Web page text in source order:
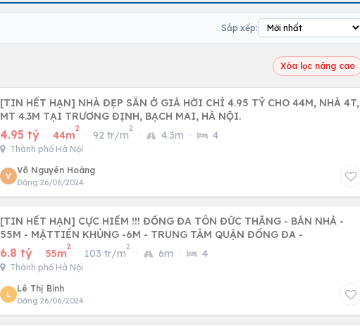
Sắp xếp:
Xóa lọc nâng cao
[TIN HẾT HẠN] NHÀ ĐẸP SẴN Ở GIÁ HỜI CHỈ 4.95 TỶ CHO 44M, NHÀ 4T,
MT 4.3M TẠI TRƯƠNG ĐỊNH, BẠCH MAI, HÀ NỘI.
4.95 tỷ · 44m
2
· 92 tr/m
2
· 4.3m · 4
Thành phố Hà Nội
V
Võ Nguyên Hoàng
Đăng 26/06/2024
[TIN HẾT HẠN] CỰC HIẾM !!! ĐỐNG ĐA TÔN ĐỨC THẮNG - BÁN NHÀ -
55M - MẶTTIỀN KHỦNG -6M - TRUNG TÂM QUẬN ĐỐNG ĐA -
6.8 tỷ · 55m
2
· 103 tr/m
2
· 6m · 4
Thành phố Hà Nội
L
Lê Thị Bình
Đăng 26/06/2024